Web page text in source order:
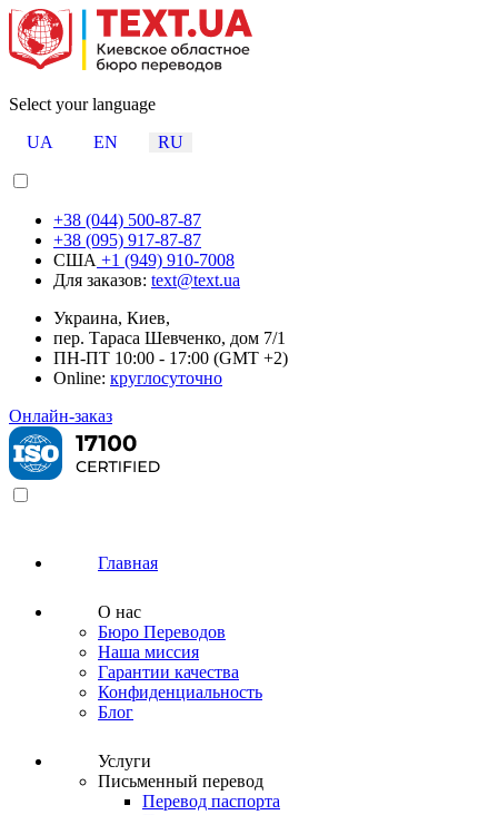
Select your language
UA
EN RU
+38 (044) 500-87-87
+38 (095) 917-87-87
США +1 (949) 910-7008
Для заказов: text@text.ua
Украина, Киев,
пер. Тараса Шевченко, дом 7/1
ПН-ПТ 10:00 - 17:00 (GMT +2)
Online: круглосуточно
Онлайн-заказ
Главная
О нас
Бюро Переводов
Наша миссия
Гарантии качества
Конфиденциальность
Блог
Услуги
Письменный перевод
Перевод паспорта